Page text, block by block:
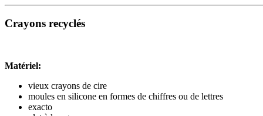
Crayons recyclés
Matériel:
vieux crayons de cire
moules en silicone en formes de chiffres ou de lettres
exacto